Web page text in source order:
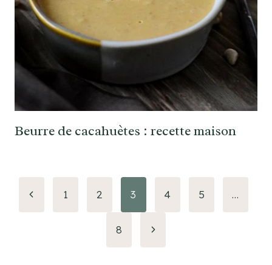
Beurre de cacahuètes : recette maison
Navigation
Page
1 2 3 4 5 …
8
Page